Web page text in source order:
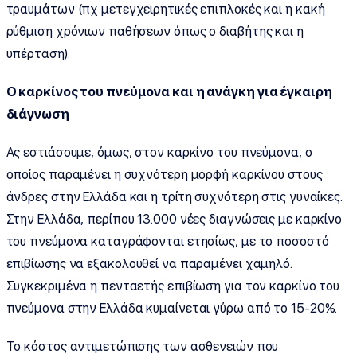
τραυμάτων (πχ μετεγχειρητικές επιπλοκές και η κακή
ρύθμιση χρόνιων παθήσεων όπως ο διαβήτης και η
υπέρταση).
Ο καρκίνος του πνεύμονα και η ανάγκη για έγκαιρη
διάγνωση
Ας εστιάσουμε, όμως, στον καρκίνο του πνεύμονα, ο
οποίος παραμένει η συχνότερη μορφή καρκίνου στους
άνδρες στην Ελλάδα και η τρίτη συχνότερη στις γυναίκες.
Στην Ελλάδα, περίπου 13.000 νέες διαγνώσεις με καρκίνο
του πνεύμονα καταγράφονται ετησίως, με το ποσοστό
επιβίωσης να εξακολουθεί να παραμένει χαμηλό.
Συγκεκριμένα η πενταετής επιβίωση για τον καρκίνο του
πνεύμονα στην Ελλάδα κυμαίνεται γύρω από το 15-20%.
Το κόστος αντιμετώπισης των ασθενειών που